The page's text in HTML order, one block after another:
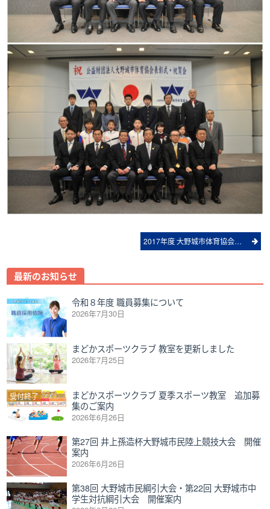
2017年度 大野城市体育協会表彰者の推薦について
最新のお知らせ
令和８年度 職員募集について
2026年7月30日
まどかスポーツクラブ 教室を更新しました
2026年7月25日
受付終了
まどかスポーツクラブ 夏季スポーツ教室 追加募
集のご案内
2026年6月26日
第27回 井上孫造杯大野城市民陸上競技大会 開催
案内
2026年6月26日
第38回 大野城市民綱引大会・第22回 大野城市中
学生対抗綱引大会 開催案内